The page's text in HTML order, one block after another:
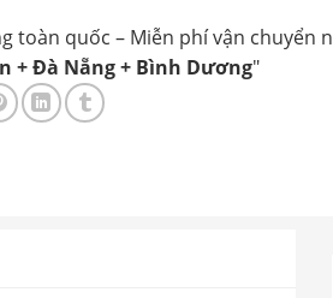
toàn quốc – Miễn phí vận chuyển
+ Đà Nẵng + Bình Dương"